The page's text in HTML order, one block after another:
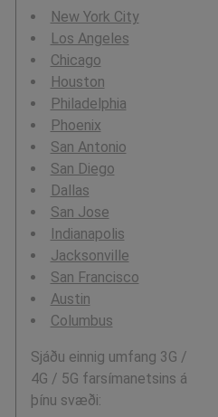
New York City
Los Angeles
Chicago
Houston
Philadelphia
Phoenix
San Antonio
San Diego
Dallas
San Jose
Indianapolis
Jacksonville
San Francisco
Austin
Columbus
Sjáðu einnig umfang 3G /
4G / 5G farsímanetsins á
þínu svæði: